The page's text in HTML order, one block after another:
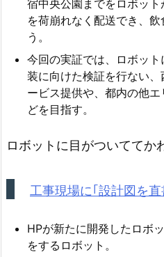
宿中央公園までをロボッ
を荷崩れなく配送でき、
う。
今回の実証では、ロボッ
装に向けた検証を行ない
ービス提供や、都内の他
どを目指す。
ロボットに目がついててか
工事現場に｢設計図を
HPが新たに開発したロボ
をするロボット。